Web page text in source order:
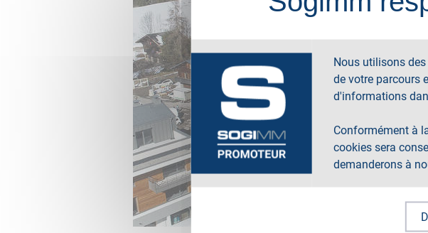
Nous utilisons
de votre parcours
d'informations
Conformément à
cookies sera
demanderons à